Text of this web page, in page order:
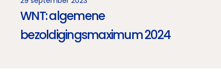
WNT: algemene
bezoldigingsmaximum 2024